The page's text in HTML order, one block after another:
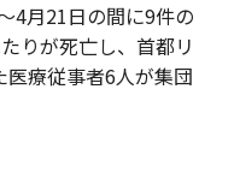
4月21日の間に9件の
りが死亡し、首都リ
療従事者6人が集団